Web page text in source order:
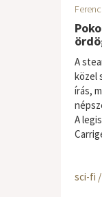
A
közel
írás,
A
sci-fi